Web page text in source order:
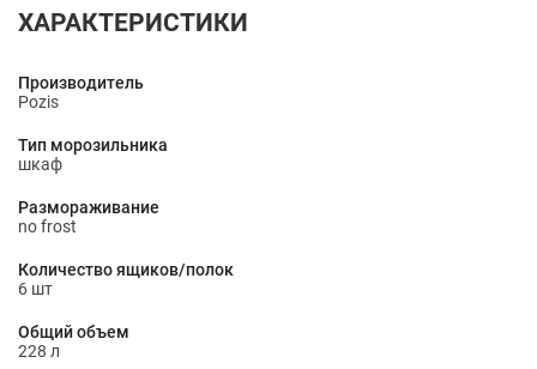
ХАРАКТЕРИСТИКИ
Производитель
Pozis
Тип морозильника
шкаф
Размораживание
no frost
Количество ящиков/полок
6 шт
Общий объем
228 л